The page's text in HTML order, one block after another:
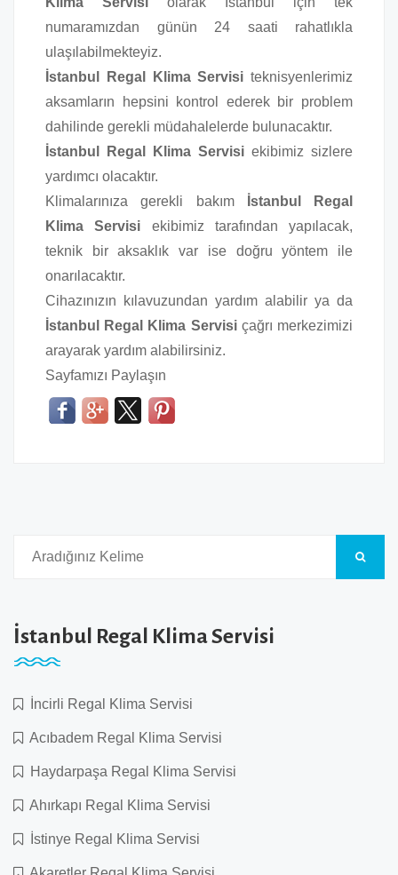
numaramızdan günün 24 saati rahatlıkla
ulaşılabilmekteyiz.
İstanbul Regal Klima Servisi teknisyenlerimiz
aksamların hepsini kontrol ederek bir problem
dahilinde gerekli müdahalelerde bulunacaktır.
İstanbul Regal Klima Servisi ekibimiz sizlere
yardımcı olacaktır.
Klimalarınıza gerekli bakım
İstanbul Regal
Klima Servisi ekibimiz tarafından yapılacak,
teknik bir aksaklık var ise doğru yöntem ile
onarılacaktır.
Cihazınızın kılavuzundan yardım alabilir ya da
İstanbul Regal Klima Servisi çağrı merkezimizi
arayarak yardım alabilirsiniz.
Sayfamızı Paylaşın
İstanbul Regal Klima Servisi
İncirli Regal Klima Servisi
Acıbadem Regal Klima Servisi
Haydarpaşa Regal Klima Servisi
Ahırkapı Regal Klima Servisi
İstinye Regal Klima Servisi